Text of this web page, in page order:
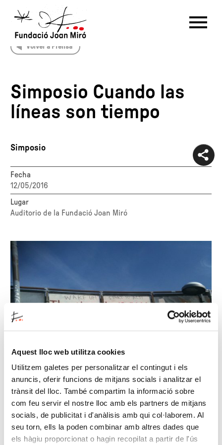
Aquest lloc web utilitza cookies
Utilitzem galetes per personalitzar el contingut i els
anuncis, oferir funcions de mitjans socials i analitzar el
trànsit del lloc. També compartim la informació sobre
com feu servir el nostre lloc amb els partners de mitjans
socials, de publicitat i d'anàlisis amb qui col·laborem. Al
seu torn, ells la poden combinar amb altres dades que
els hàgiu proporcionat o hagin recopilat a partir de l'ús
IT
日本語
한국어
NL
PT
Volver a Prensa
Simposio Cuando las
líneas son tiempo
Simposio
Fecha
12/05/2016
Lugar
Auditorio de la Fundació Joan Miró
La Fundació Joan Miró acoge el simposioCuando las
líneas son tiempodel ciclo del Espai 13 para la
temporada 2015-2016